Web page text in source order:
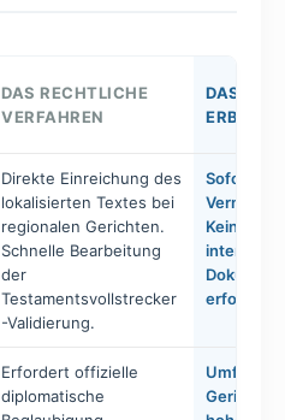
DAS RECHTLICHE
VERFAHREN
DAS
ERBEN
Direkte Einreichung des
lokalisierten Textes bei
regionalen Gerichten.
Schnelle Bearbeitung
der
Testamentsvollstrecker
-Validierung.
Sofortige,
Keine
Erfordert offizielle
diplomatische